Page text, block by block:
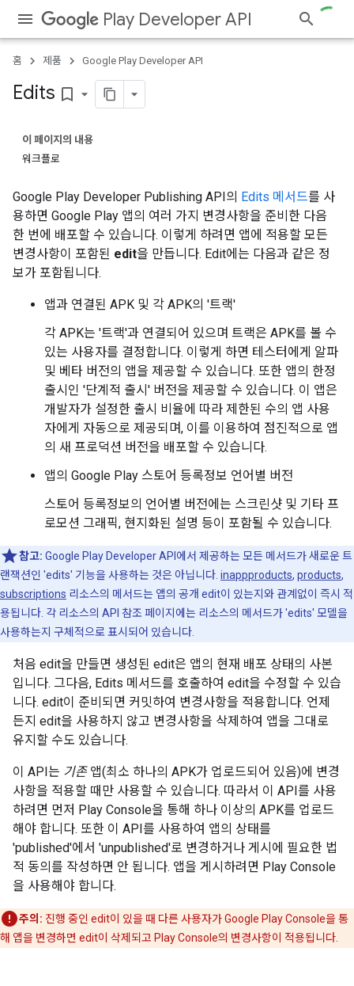
Play Developer API
홈 제품 Google Play Developer API
Edits bookmark_border
이 페이지의 내용
워크플로
Google Play Developer Publishing API의 Edits 메서드를 사
용하면 Google Play 앱의 여러 가지 변경사항을 준비한 다음
한 번에 배포할 수 있습니다. 이렇게 하려면 앱에 적용할 모든
변경사항이 포함된 edit을 만듭니다. Edit에는 다음과 같은 정
보가 포함됩니다.
앱과 연결된 APK 및 각 APK의 '트랙'
각 APK는 '트랙'과 연결되어 있으며 트랙은 APK를 볼 수
있는 사용자를 결정합니다. 이렇게 하면 테스터에게 알파
및 베타 버전의 앱을 제공할 수 있습니다. 또한 앱의 한정
출시인 '단계적 출시' 버전을 제공할 수 있습니다. 이 앱은
개발자가 설정한 출시 비율에 따라 제한된 수의 앱 사용
자에게 자동으로 제공되며, 이를 이용하여 점진적으로 앱
의 새 프로덕션 버전을 배포할 수 있습니다.
앱의 Google Play 스토어 등록정보 언어별 버전
스토어 등록정보의 언어별 버전에는 스크린샷 및 기타 프
로모션 그래픽, 현지화된 설명 등이 포함될 수 있습니다.
참고: Google Play Developer API에서 제공하는 모든 메서드가 새로운 트
랜잭션인 'edits' 기능을 사용하는 것은 아닙니다. inappproducts, products,
subscriptions 리소스의 메서드는 앱의 공개 edit이 있는지와 관계없이 즉시 적
용됩니다. 각 리소스의 API 참조 페이지에는 리소스의 메서드가 'edits' 모델을
사용하는지 구체적으로 표시되어 있습니다.
처음 edit을 만들면 생성된 edit은 앱의 현재 배포 상태의 사본
입니다. 그다음, Edits 메서드를 호출하여 edit을 수정할 수 있습
니다. edit이 준비되면 커밋하여 변경사항을 적용합니다. 언제
든지 edit을 사용하지 않고 변경사항을 삭제하여 앱을 그대로
유지할 수도 있습니다.
이 API는 기존앱(최소 하나의 APK가 업로드되어 있음)에 변경
사항을 적용할 때만 사용할 수 있습니다. 따라서 이 API를 사용
하려면 먼저 Play Console을 통해 하나 이상의 APK를 업로드
해야 합니다. 또한 이 API를 사용하여 앱의 상태를
'published'에서 'unpublished'로 변경하거나 게시에 필요한 법
적 동의를 작성하면 안 됩니다. 앱을 게시하려면 Play Console
을 사용해야 합니다.
주의: 진행 중인 edit이 있을 때 다른 사용자가 Google Play Console을 통
해 앱을 변경하면 edit이 삭제되고 Play Console의 변경사항이 적용됩니다.